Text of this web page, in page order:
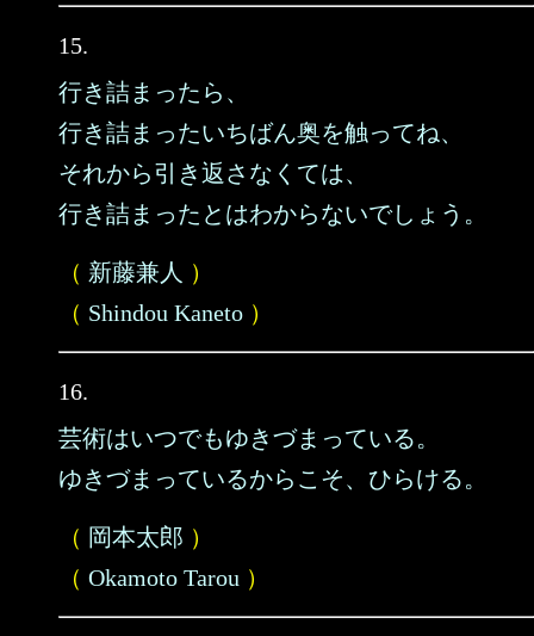
15.
行き詰まったら、
行き詰まったいちばん奥を触ってね、
それから引き返さなくては、
行き詰まったとはわからないでしょう。
（ 新藤兼人 ）
（ Shindou Kaneto ）
16.
芸術はいつでもゆきづまっている。
ゆきづまっているからこそ、ひらける。
（ 岡本太郎 ）
（ Okamoto Tarou ）